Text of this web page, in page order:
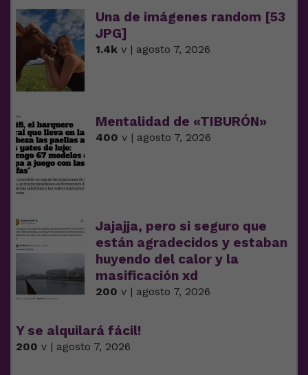
Una de imágenes random [53
JPG]
1.4kv | agosto 7, 2026
Mentalidad de «TIBURÓN»
400 v | agosto 7, 2026
Jajajja, pero si seguro que
están agradecidos y estaban
huyendo del calor y la
masificación xd
200 v | agosto 7, 2026
Y se alquilará fácil!
200 v | agosto 7, 2026